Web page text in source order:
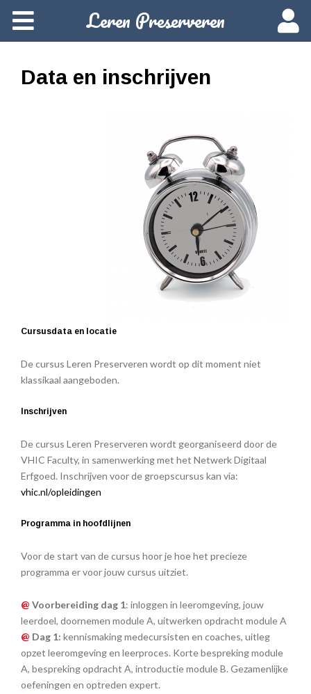
Leren Preserveren
Data en inschrijven
Cursusdata en locatie
De cursus Leren Preserveren wordt op dit moment niet
klassikaal aangeboden.
Inschrijven
De cursus Leren Preserveren wordt georganiseerd door de
VHIC Faculty, in samenwerking met het Netwerk Digitaal
Erfgoed. Inschrijven voor de groepscursus kan via:
vhic.nl/opleidingen
Programma in hoofdlijnen
Voor de start van de cursus hoor je hoe het precieze
programma er voor jouw cursus uitziet.
@ Voorbereiding dag 1: inloggen in leeromgeving, jouw
leerdoel, doornemen module A, uitwerken opdracht module A
@ Dag 1: kennismaking medecursisten en coaches, uitleg
opzet leeromgeving en leerproces. Korte bespreking module
A, bespreking opdracht A, introductie module B. Gezamenlijke
oefeningen en optreden expert.